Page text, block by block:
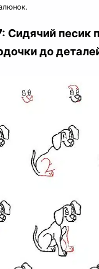
Сидячий песик
до